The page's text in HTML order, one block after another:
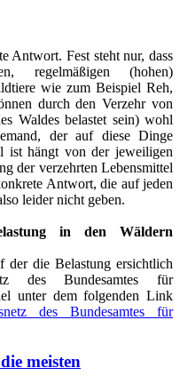
Antwort. Fest steht nur, dass
regelmäßigen (hohen)
wie zum Beispiel Reh,
durch den Verzehr von
Waldes belastet sein) wohl
der auf diese Dinge
ist hängt von der jeweiligen
der verzehrten Lebensmittel
Antwort, die auf jeden
leider nicht geben.
in den Wäldern
der die Belastung ersichtlich
des Bundesamtes für
unter dem folgenden Link
des Bundesamtes für
meisten